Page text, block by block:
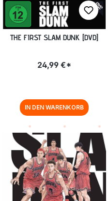
THE FIRST SLAM DUNK [DVD]
24,99 €*
IN DEN WARENKORB